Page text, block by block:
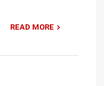
READ MORE